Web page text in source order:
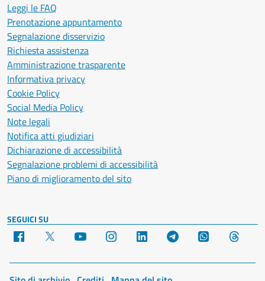
Leggi le FAQ
Prenotazione appuntamento
Segnalazione disservizio
Richiesta assistenza
Amministrazione trasparente
Informativa privacy
Cookie Policy
Social Media Policy
Note legali
Notifica atti giudiziari
Dichiarazione di accessibilità
Segnalazione problemi di accessibilità
Piano di miglioramento del sito
SEGUICI SU
Facebook YouTube Instagram LinkedIn Telegram WhatsApp